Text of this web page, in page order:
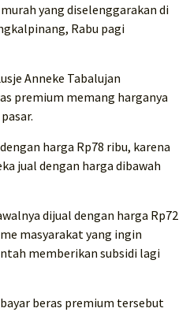
yang diselenggarakan di
Rabu pagi
Anneke Tabalujan
premium memang harganya
harga Rp78 ribu, karena
jual dengan harga dibawah
dijual dengan harga Rp72
masyarakat yang ingin
memberikan subsidi lagi
beras premium tersebut